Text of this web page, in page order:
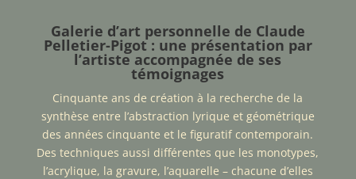
Galerie d’art personnelle de Claude
Pelletier-Pigot : une présentation par
l’artiste accompagnée de ses
témoignages
Cinquante ans de création à la recherche de la
synthèse entre l’abstraction lyrique et géométrique
des années cinquante et le figuratif contemporain.
Des techniques aussi différentes que les monotypes,
l’acrylique, la gravure, l’aquarelle – chacune d’elles